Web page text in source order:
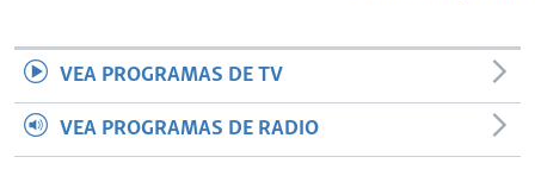
VEA PROGRAMAS DE TV
VEA PROGRAMAS DE RADIO